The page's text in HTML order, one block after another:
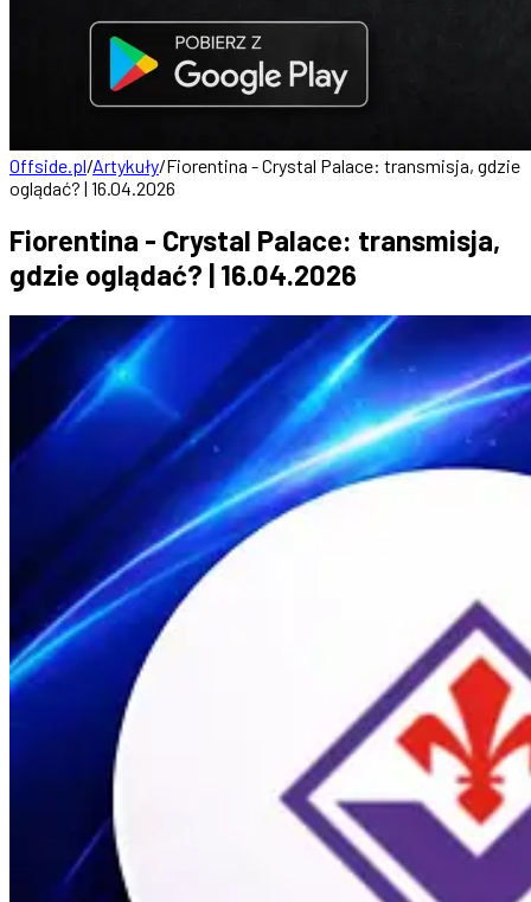
Offside.pl/Artykuły/Fiorentina - Crystal Palace: transmisja, gdzie
oglądać? | 16.04.2026
Fiorentina - Crystal Palace: transmisja,
gdzie oglądać? | 16.04.2026